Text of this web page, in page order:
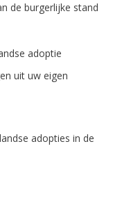
de burgerlijke stand
adoptie
uit uw eigen
adopties in de